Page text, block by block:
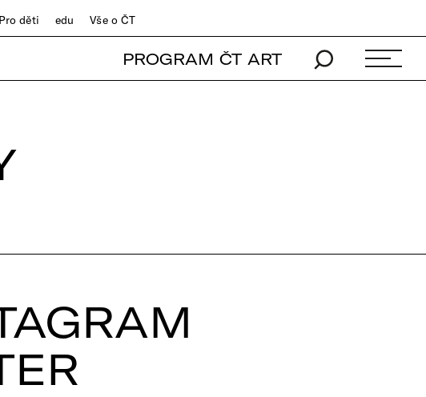
Pro děti edu Vše o ČT
PROGRAM ČT ART